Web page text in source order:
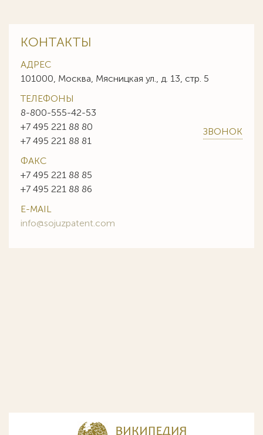
КОНТАКТЫ
АДРЕС
101000, Москва, Мясницкая ул., д. 13, стр. 5
ТЕЛЕФОНЫ
8-800-555-42-53
+7 495 221 88 80
+7 495 221 88 81
ЗВОНОК
ФАКС
+7 495 221 88 85
+7 495 221 88 86
E-MAIL
info@sojuzpatent.com